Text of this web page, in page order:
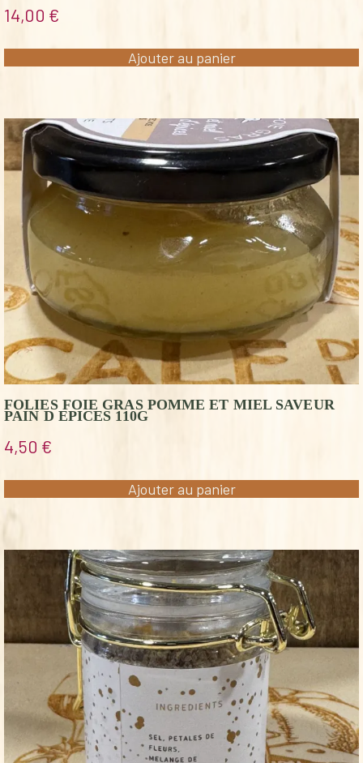
14,00 €
Ajouter au panier
FOLIES FOIE GRAS POMME ET MIEL SAVEUR
PAIN D EPICES 110G
4,50 €
Ajouter au panier